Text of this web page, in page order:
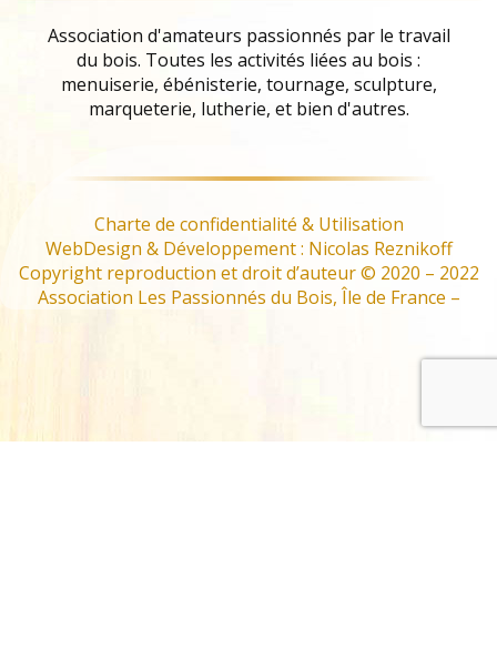
Association d'amateurs passionnés par le travail
du bois. Toutes les activités liées au bois :
menuiserie, ébénisterie, tournage, sculpture,
marqueterie, lutherie, et bien d'autres.
Charte de confidentialité & Utilisation
WebDesign & Développement : Nicolas Reznikoff
Copyright reproduction et droit d’auteur © 2020 – 2022
Association Les Passionnés du Bois, Île de France –